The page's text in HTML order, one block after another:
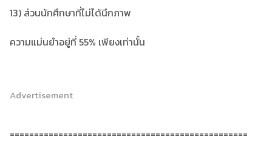
13) ส่วนนักศึกษาที่ไม่ได้นึกภาพ
ความแม่นยำอยู่ที่ 55% เพียงเท่านั้น
Advertisement
=================================================